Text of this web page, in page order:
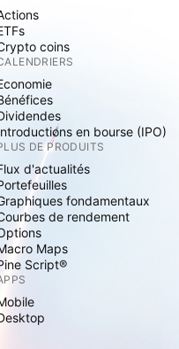
coins
en bourse (IPO)
DE PRODUITS
d'actualités
fondamentaux
de rendement
Maps
Script®